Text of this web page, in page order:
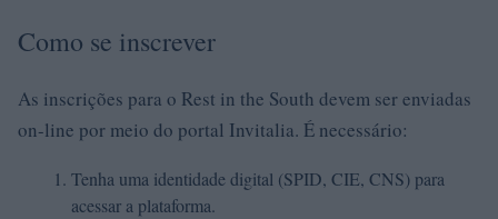
Como se inscrever
As inscrições para o Rest in the South devem ser enviadas
on-line por meio do portal Invitalia. É necessário:
Tenha uma identidade digital (SPID, CIE, CNS) para
acessar a plataforma.